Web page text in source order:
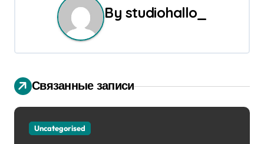
и
я
п
By studiohallo_
Связанные записи
Uncategorised